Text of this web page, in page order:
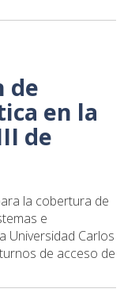
de
en la
de
la cobertura de
e
Universidad Carlos
de acceso de